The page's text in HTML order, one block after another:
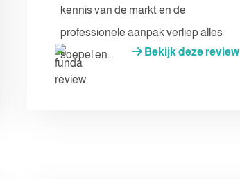
kennis van de markt en de
professionele aanpak verliep alles
soepel en...
Bekijk deze review